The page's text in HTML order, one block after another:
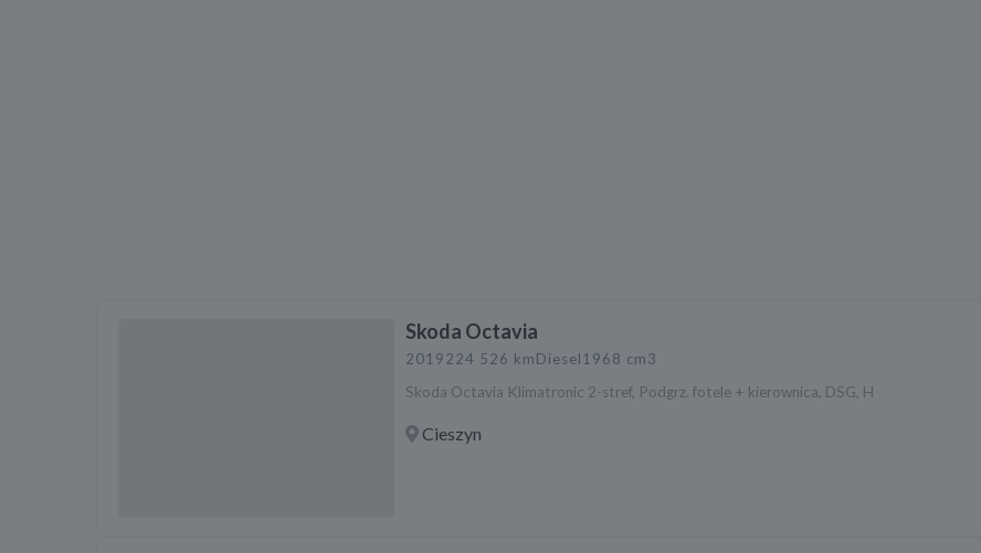
Skoda Octavia
2019224 526 kmDiesel1968 cm3
Skoda Octavia Klimatronic 2-stref, Podgrz. fotele + kierownica, DSG, H
Cieszyn